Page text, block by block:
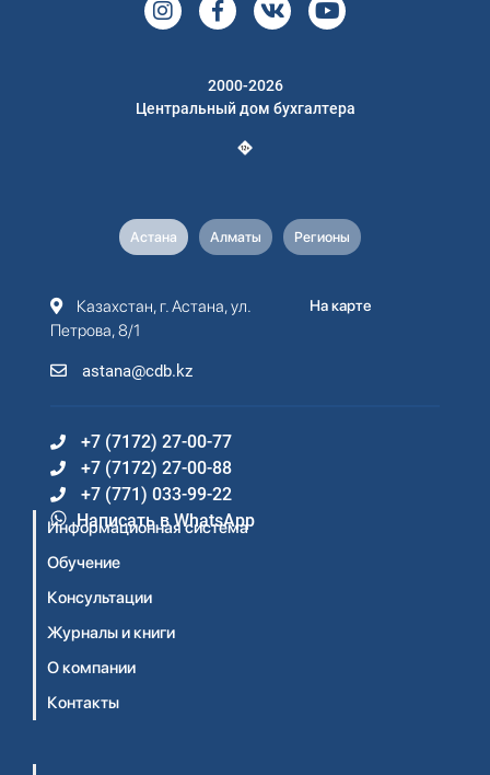
2000-2026
Центральный дом бухгалтера
Астана Алматы Регионы
Казахстан, г. Астана, ул.
Петрова, 8/1
astana@cdb.kz
На карте
+7 (7172) 27-00-77
+7 (7172) 27-00-88
+7 (771) 033-99-22
Написать в WhatsApp
Информационная система
Обучение
Консультации
Журналы и книги
О компании
Контакты